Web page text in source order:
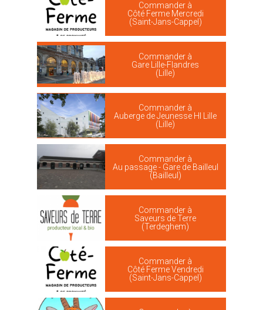
Commander à
Côté Ferme Mercredi
(Saint-Jans-Cappel)
Commander à
Gare Lille-Flandres
(Lille)
Commander à
Auberge de Jeunesse HI Lille
(Lille)
Commander à
Au passage - Gare de Bailleul
(Bailleul)
Commander à
Saveurs de Terre
(Terdeghem)
Commander à
Côté Ferme Vendredi
(Saint-Jans-Cappel)